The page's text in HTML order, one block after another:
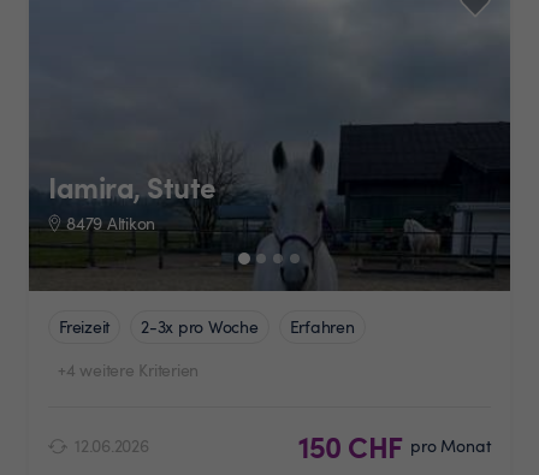
Iamira, Stute
8479 Altikon
Freizeit 2-3x pro Woche
Erfahren
+4 weitere Kriterien
12.06.2026 150 CHF pro Monat